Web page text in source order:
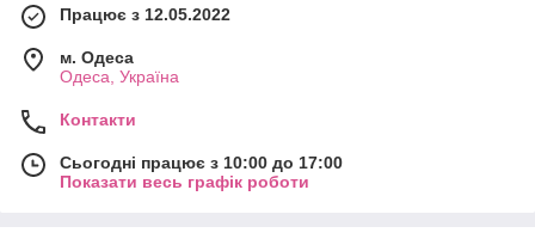
Працює з 12.05.2022
м. Одеса
Одеса, Україна
Контакти
Сьогодні працює з 10:00 до 17:00
Показати весь графік роботи